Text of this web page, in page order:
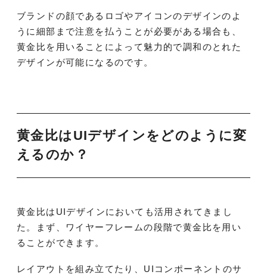
ブランドの顔であるロゴやアイコンのデザインのよ
うに細部まで注意を払うことが必要がある場合も、
黄金比を用いることによって魅力的で調和のとれた
デザインが可能になるのです。
黄金比はUIデザインをどのように変
えるのか？
黄金比はUIデザインにおいても活用されてきまし
た。まず、ワイヤーフレームの段階で黄金比を用い
ることができます。
レイアウトを組み立てたり、UIコンポーネントのサ